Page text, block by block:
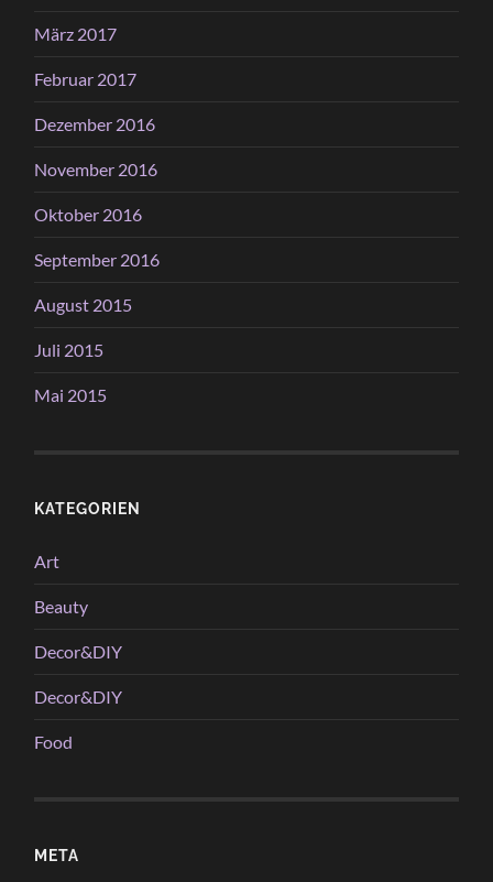
März 2017
Februar 2017
Dezember 2016
November 2016
Oktober 2016
September 2016
August 2015
Juli 2015
Mai 2015
KATEGORIEN
Art
Beauty
Decor&DIY
Decor&DIY
Food
META